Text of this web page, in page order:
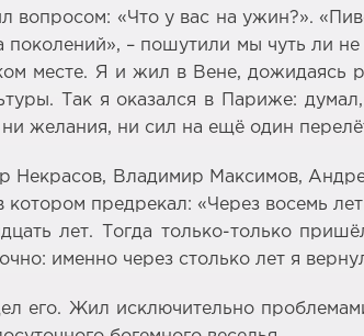
«Что у вас на ужин?».
поколений», – пошутили мы чуть ли
месте. Я и жил в Вене, дожидаясь
Так я оказался в Париже:
желания, ни сил на ещё один
Некрасов, Владимир Максимов,
предрекал: «Через восемь
лет. Тогда только-только
именно через столько лет я
его. Жил исключительно